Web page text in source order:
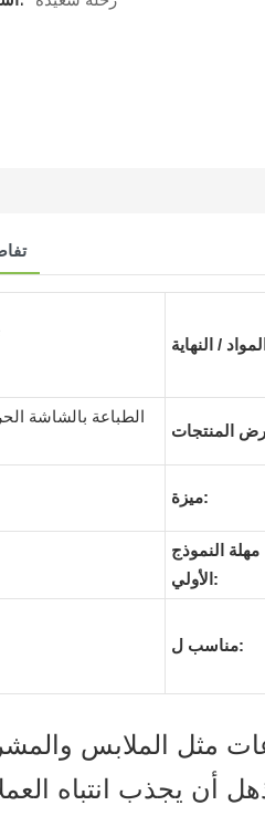
الطباعة بالشاشة
ميزة:
مهلة النموذج
الأولي:
مناسب ل:
مثل الملابس